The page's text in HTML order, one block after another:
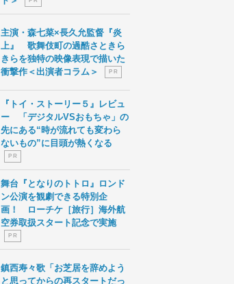
主演・森七菜×長久允監督『炎
上』 歌舞伎町の過酷さときら
きらを独特の映像表現で描いた
衝撃作＜出演者コラム＞
P R
『トイ・ストーリー５』レビュ
ー 「デジタルVSおもちゃ」の
先にある“時が流れても変わら
ないもの”に目頭が熱くなる
P R
舞台『となりのトトロ』ロンド
ン公演を観劇できる特別企
画！ ローチケ［旅行］海外航
空券取扱スタート記念で実施
P R
鎮西寿々歌「お芝居を辞めよう
と思ってからの再スタートだっ